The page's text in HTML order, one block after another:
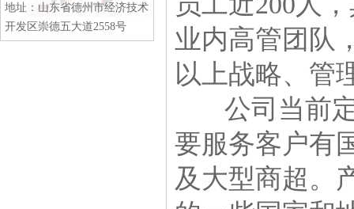
地址：山东省德州市经济技术
开发区崇德五大道2558号
业内高管团队
以上战略、管
公司当前定
要服务客户有
及大型商超。